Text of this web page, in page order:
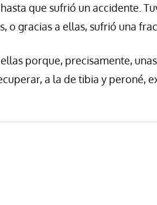
que sufrió un accidente.
o gracias a ellas, sufrió una
porque, precisamente,
a la de tibia y peroné,